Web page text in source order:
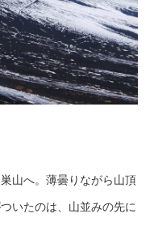
山へ。薄曇りながら山頂
いたのは、山並みの先に